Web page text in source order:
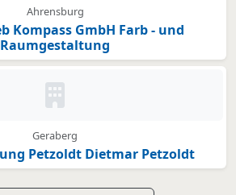
Ahrensburg
Kompass GmbH Farb - und
Raumgestaltung
Kein Bild oder Logo hinterlegt
Geraberg
Petzoldt Dietmar Petzoldt